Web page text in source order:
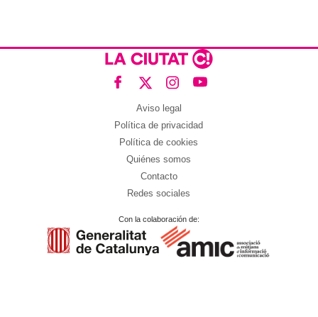
Aviso legal
Política de privacidad
Política de cookies
Quiénes somos
Contacto
Redes sociales
Con la colaboración de: